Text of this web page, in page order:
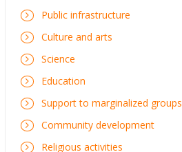
Public infrastructure
Culture and arts
Science
Education
Support to marginalized groups
Community development
Religious activities